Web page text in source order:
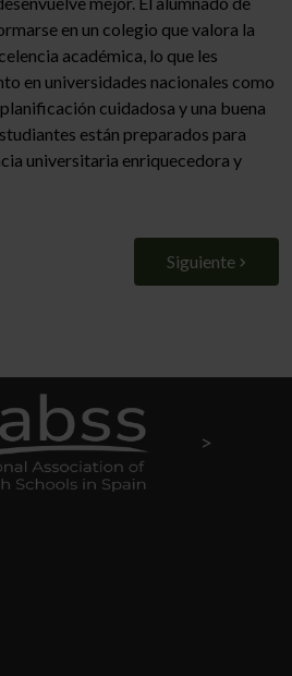
en un colegio que valora la
académica, lo que les
en universidades nacionales como
cuidadosa y una buena
están preparados para
universitaria enriquecedora y
Siguiente